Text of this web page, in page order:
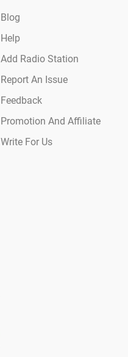
Blog
Help
Add Radio Station
Report An Issue
Feedback
Promotion And Affiliate
Write For Us